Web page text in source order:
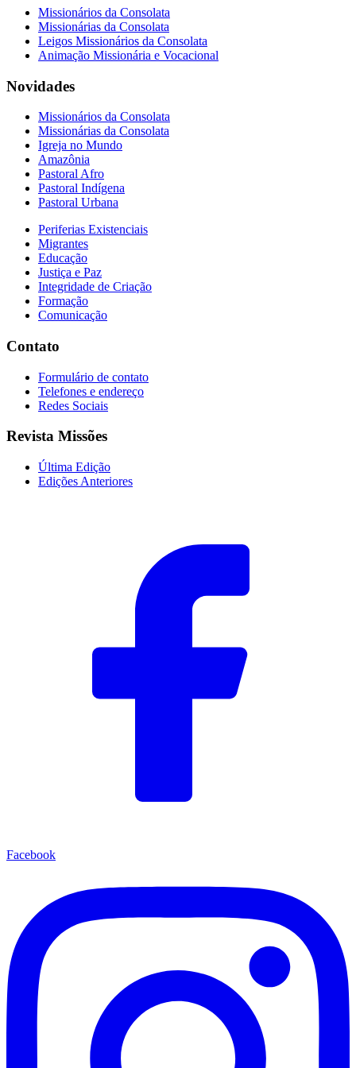
Missionários da Consolata
Missionárias da Consolata
Leigos Missionários da Consolata
Animação Missionária e Vocacional
Novidades
Missionários da Consolata
Missionárias da Consolata
Igreja no Mundo
Amazônia
Pastoral Afro
Pastoral Indígena
Pastoral Urbana
Periferias Existenciais
Migrantes
Educação
Justiça e Paz
Integridade de Criação
Formação
Comunicação
Contato
Formulário de contato
Telefones e endereço
Redes Sociais
Revista Missões
Última Edição
Edições Anteriores
Facebook